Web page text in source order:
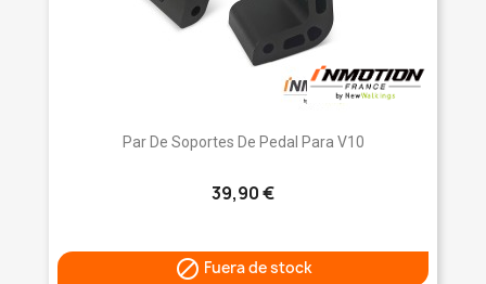
Par De Soportes De Pedal Para V10
39,90 €
 Fuera de stock